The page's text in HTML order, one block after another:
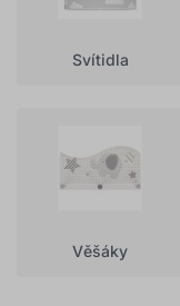
Svítidla
Věšáky